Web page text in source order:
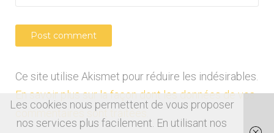
Ce site utilise Akismet pour réduire les indésirables.
En savoir plus sur la façon dont les données de vos
commentaires sont traitées
Les cookies nous permettent de vous proposer
nos services plus facilement. En utilisant nos